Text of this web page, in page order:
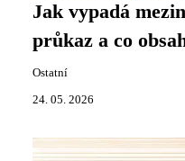
Jak vypadá
průkaz a co
Ostatní
24. 05. 2026